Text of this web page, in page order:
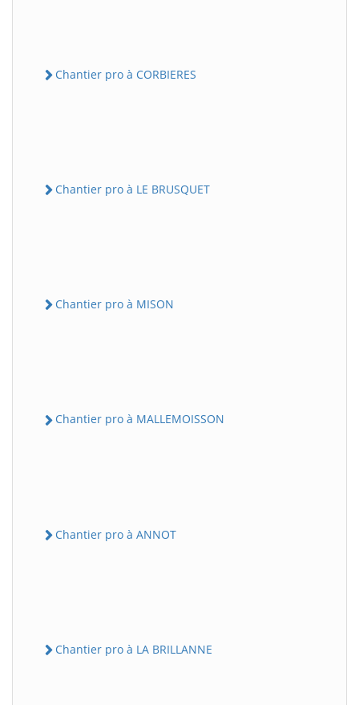
Chantier pro à CORBIERES
Chantier pro à LE BRUSQUET
Chantier pro à MISON
Chantier pro à MALLEMOISSON
Chantier pro à ANNOT
Chantier pro à LA BRILLANNE